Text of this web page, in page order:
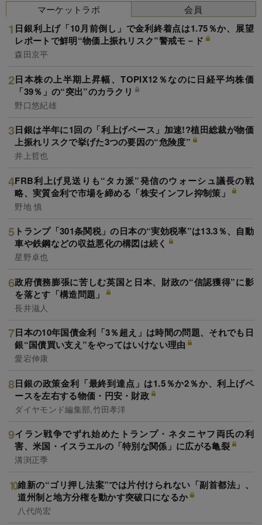
マーケットラボ
日銀利上げ「10月前倒し」で金利終着点は1.75％か、展望
レポートで鮮明“物価上振れリスク”警戒モ－ド
森田京平
日本株の上半期上昇幅、TOPIX12％なのに日経平均株価
「39％」の“突出”のカラクリ
野口悠紀雄
日銀は半年に1回の「利上げペース」加速!?植田総裁が物価
上振れリスクで挙げた3つの要因の“危険度”
井上哲也
FRB利上げ見送りも“タカ派”発信のウォーシュ議長の戦
略、実質金利で市場を締める「株安インフレ抑制策」
野地 慎
トランプ「301条関税」の日本の“実効税率”は13.3％、自動
車や鉄鋼などの収益悪化の構図は続く
星野卓也
政府債務膨張に苦しむ英国と日本、財政の“信認獲得”に影
を落とす「構造問題」
長井滋人
日本の10年国債金利「3％超え」は時間の問題、それでも日
銀“国債買い支え”をやってはいけない理由
愛宕伸康
日銀の政策金利「最終到達点」は1.5％か2％か、利上げペ
ースを左右する物価・円安・財政
ダイヤモンド編集部,竹田孝洋
イラン戦争でずれ始めたトランプ・ネタニヤフ両氏の利
害、米国・イスラエルの「特別な関係」に広がる亀裂
溝渕正季
維新の“ゴリ押し法案”では片付けられない「副首都法」、
道州制と地方分権を動かす突破口になるか
八代尚宏
会員